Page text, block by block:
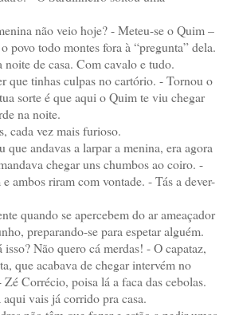
não veio hoje? - Meteu-se o Quim –
povo todo montes fora à “pregunta” dela.
noite de casa. Com cavalo e tudo.
que tinhas culpas no cartório. - Tornou o
sorte é que aqui o Quim te viu chegar
na noite.
cada vez mais furioso.
que andavas a larpar a menina, era agora
chegar uns chumbos ao coiro. -
ambos riram com vontade. - Tás a dever-
quando se apercebem do ar ameaçador
preparando-se para espetar alguém.
Não quero cá merdas! - O capataz,
que acabava de chegar intervém no
Corrécio, poisa lá a faca das cebolas.
aqui vais já corrido pra casa.